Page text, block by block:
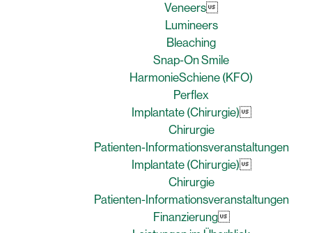
Veneers
Lumineers
Bleaching
Snap-On Smile
HarmonieSchiene (KFO)
Perflex
Implantate (Chirurgie)
Chirurgie
Patienten-Informationsveranstaltungen
Implantate (Chirurgie)
Chirurgie
Patienten-Informationsveranstaltungen
Finanzierung